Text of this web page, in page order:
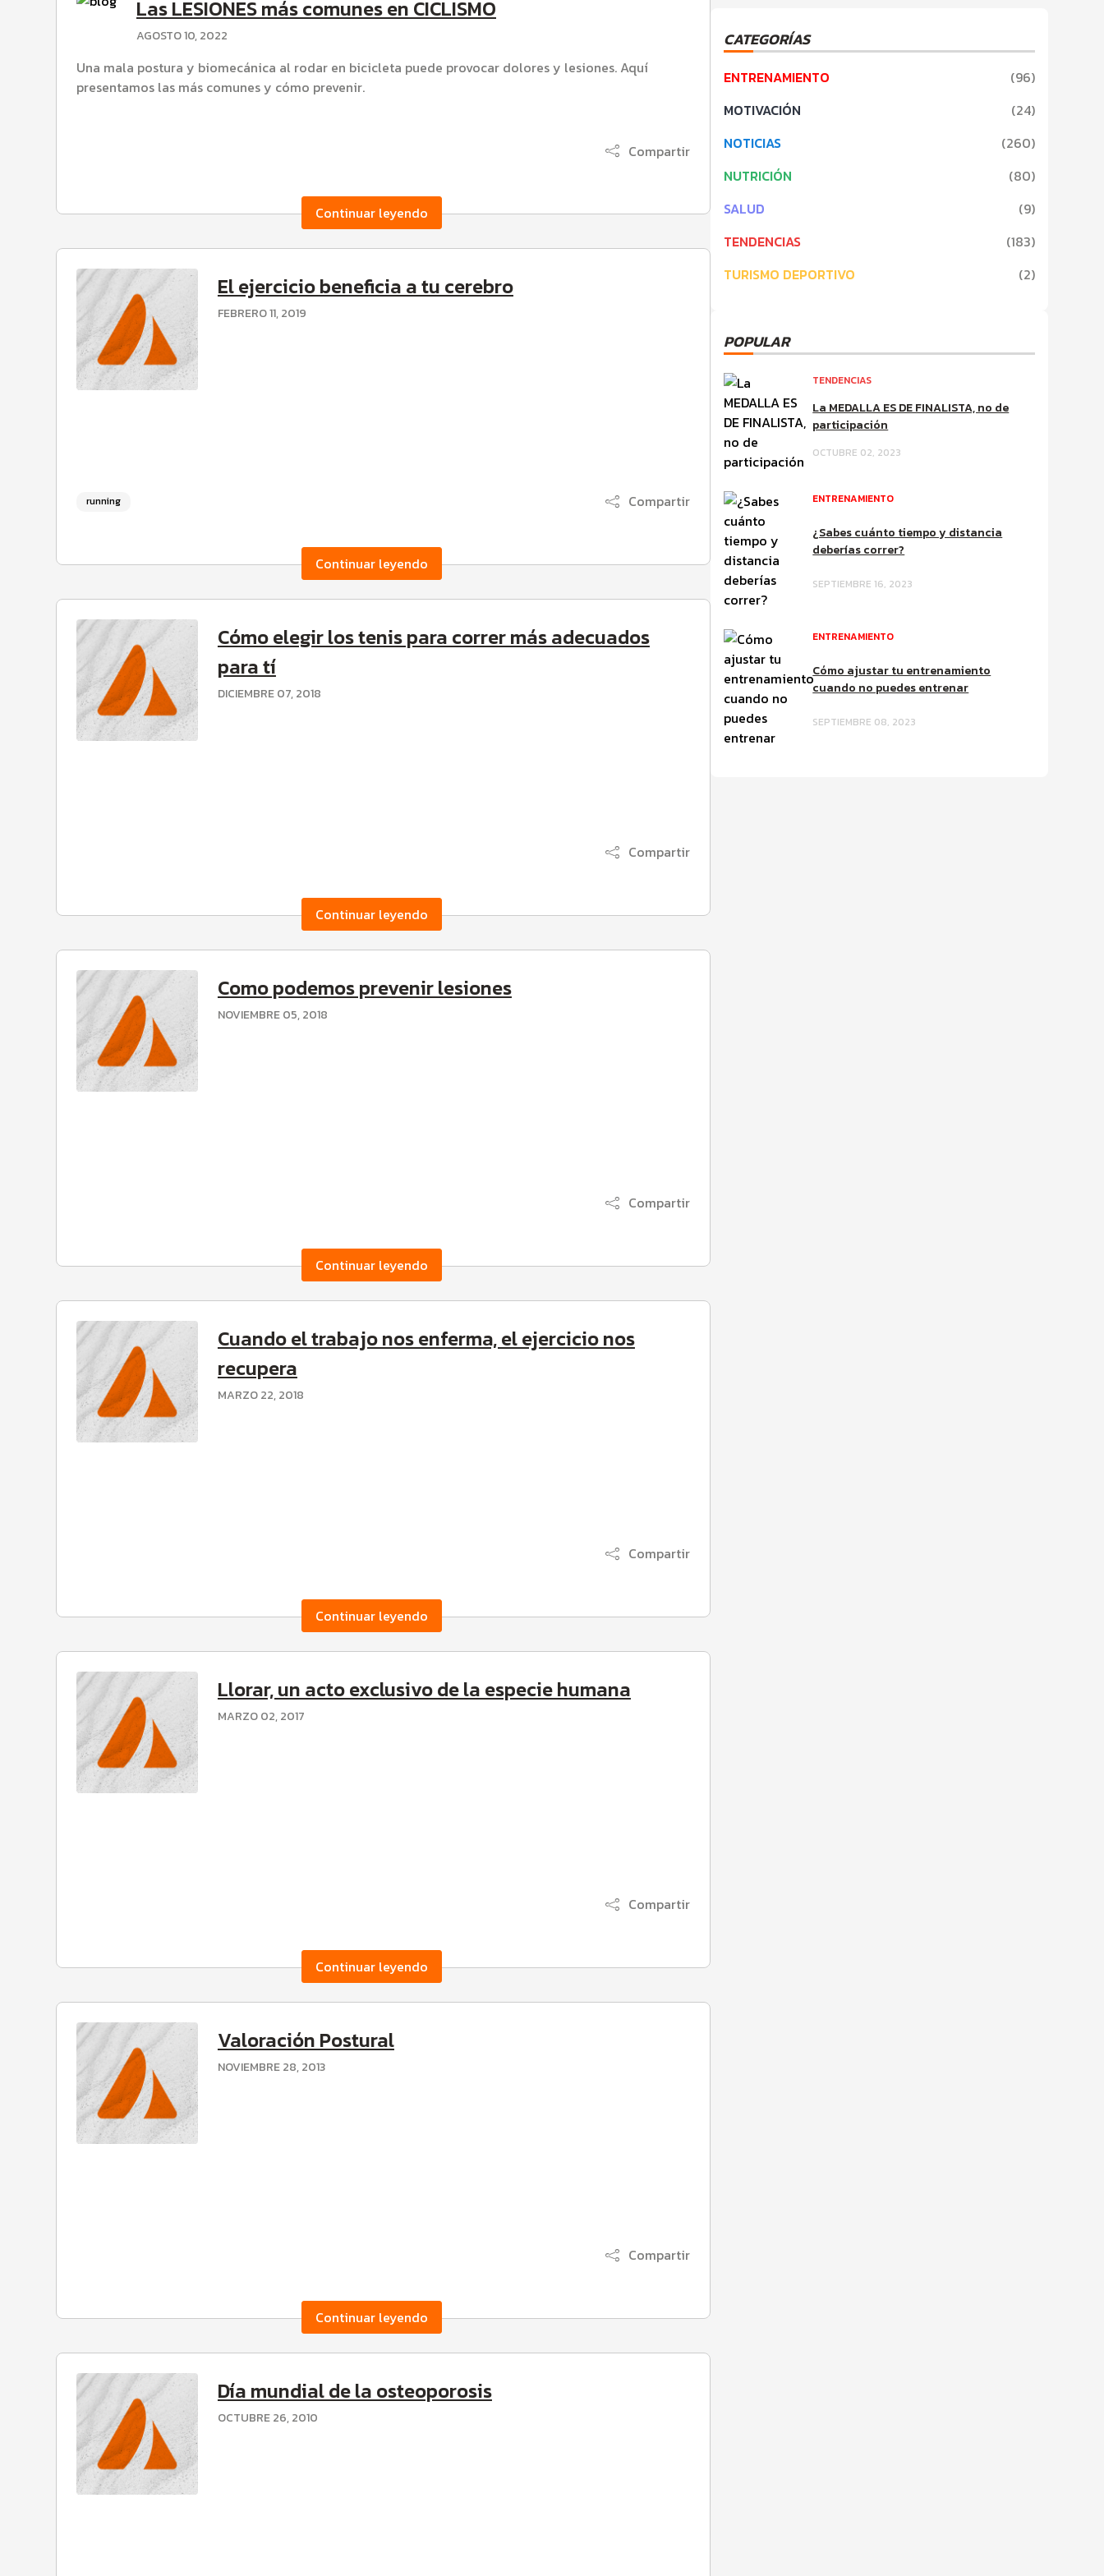
el
de
Francia
Las LESIONES más comunes en CICLISMO
AGOSTO 10, 2022
Una mala postura y biomecánica al rodar en bicicleta puede provocar dolores y lesiones. Aquí
presentamos las más comunes y cómo prevenir.
Compartir
Continuar leyendo
El ejercicio beneficia a tu cerebro
FEBRERO 11, 2019
running Compartir
Continuar leyendo
Cómo elegir los tenis para correr más adecuados
para tí
DICIEMBRE 07, 2018
Compartir
Continuar leyendo
Como podemos prevenir lesiones
NOVIEMBRE 05, 2018
Compartir
Continuar leyendo
Cuando el trabajo nos enferma, el ejercicio nos
recupera
MARZO 22, 2018
Compartir
Continuar leyendo
Llorar, un acto exclusivo de la especie humana
MARZO 02, 2017
Compartir
Continuar leyendo
Valoración Postural
NOVIEMBRE 28, 2013
Compartir
Continuar leyendo
Día mundial de la osteoporosis
OCTUBRE 26, 2010
CATEGORÍAS
ENTRENAMIENTO (96)
MOTIVACIÓN
(24)
NOTICIAS
(260)
NUTRICIÓN
(80)
SALUD
(9)
TENDENCIAS
(183)
TURISMO DEPORTIVO
(2)
POPULAR
TENDENCIAS
La MEDALLA ES DE FINALISTA, no de
participación
OCTUBRE 02, 2023
ENTRENAMIENTO
¿Sabes cuánto tiempo y distancia
deberías correr?
SEPTIEMBRE 16, 2023
ENTRENAMIENTO
Cómo ajustar tu entrenamiento
cuando no puedes entrenar
SEPTIEMBRE 08, 2023